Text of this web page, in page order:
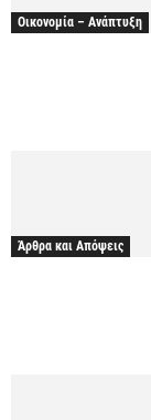
Οικονομία – Ανάπτυξη
Άρθρα και Απόψεις